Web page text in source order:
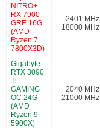
NITRO+
RX 7900
GRE 16G
(AMD
Ryzen 7
7800X3D)
2401 MHz
18000 MHz
Gigabyte
RTX 3090
Ti
GAMING
OC 24G
(AMD
Ryzen 9
5900X)
2040 MHz
21000 MHz